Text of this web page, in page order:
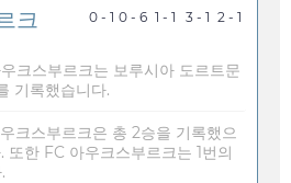
크 0 - 1 0 - 6 1 - 1 3 - 1 2 - 1
크스부르크는 보루시아 도르트문
기록했습니다.
크스부르크은 총 2승을 기록했으
또한 FC 아우크스부르크는 1번의